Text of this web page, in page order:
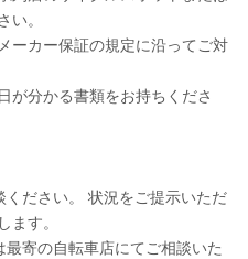
い。
ーカー保証の規定に沿ってご対
が分かる書類をお持ちくださ
ださい。 状況をご提示いただ
ます。
寄の自転車店にてご相談いた